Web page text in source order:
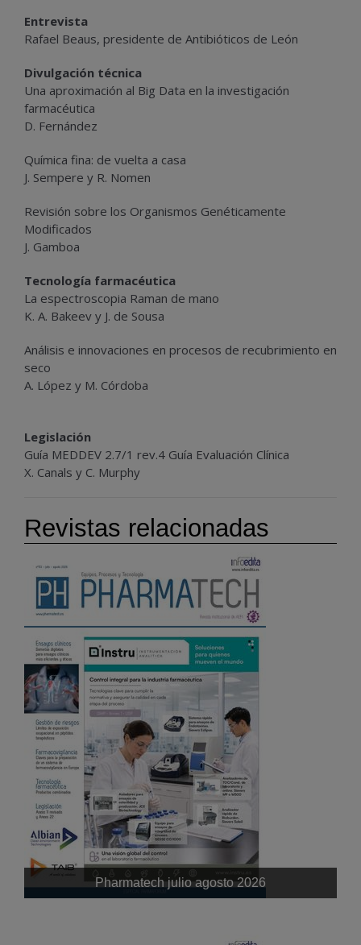
Entrevista
Rafael Beaus, presidente de Antibióticos de León
Divulgación técnica
Una aproximación al Big Data en la investigación
farmacéutica
D. Fernández
Química fina: de vuelta a casa
J. Sempere y R. Nomen
Revisión sobre los Organismos Genéticamente
Modificados
J. Gamboa
Tecnología farmacéutica
La espectroscopia Raman de mano
K. A. Bakeev y J. de Sousa
Análisis e innovaciones en procesos de recubrimiento en
seco
A. López y M. Córdoba
Legislación
Guía MEDDEV 2.7/1 rev.4 Guía Evaluación Clínica
X. Canals y C. Murphy
Revistas relacionadas
Pharmatech julio agosto 2026